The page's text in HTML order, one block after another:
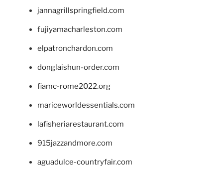
jannagrillspringfield.com
fujiyamacharleston.com
elpatronchardon.com
donglaishun-order.com
fiamc-rome2022.org
mariceworldessentials.com
lafisheriarestaurant.com
915jazzandmore.com
aguadulce-countryfair.com